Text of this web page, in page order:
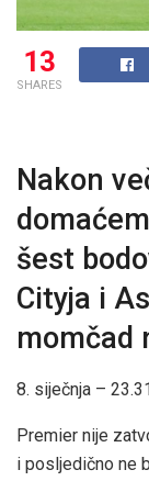
13
SHARES
Nakon
šest
Cityja i
momčad
8. siječnja – 23.31
Premier nije
i posljedično ne